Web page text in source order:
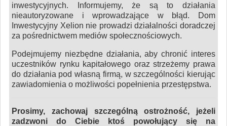
inwestycyjnych. Informujemy, że są to działania
nieautoryzowane i wprowadzające w błąd. Dom
Inwestycyjny Xelion nie prowadzi działalności doradczej
za pośrednictwem mediów społecznościowych.
Podejmujemy niezbędne działania, aby chronić interes
uczestników rynku kapitałowego oraz strzeżemy prawa
do działania pod własną firmą, w szczególności kierując
zawiadomienia o możliwości popełnienia przestępstwa.
Prosimy, zachowaj szczególną ostrożność, jeżeli
zadzwoni do Ciebie ktoś powołujący się na